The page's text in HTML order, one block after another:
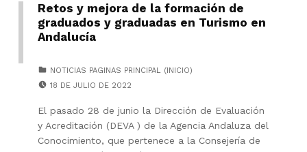
Retos y mejora de la formación de
graduados y graduadas en Turismo en
Andalucía
NOTICIAS PAGINAS PRINCIPAL (INICIO)
18 DE JULIO DE 2022
El pasado 28 de junio la Dirección de Evaluación
y Acreditación (DEVA ) de la Agencia Andaluza del
Conocimiento, que pertenece a la Consejería de